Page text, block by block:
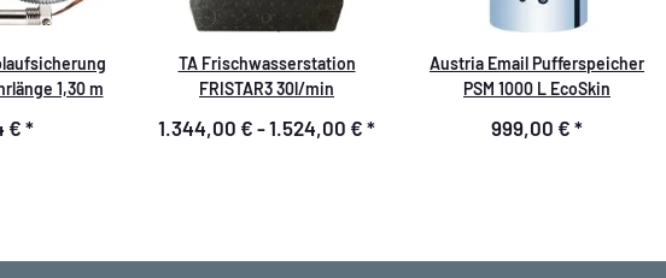
1,30 m
€ *
TA Frischwasserstation
FRISTAR3 30l/min
1.344,00 € -1.524,00 € *
Austria Email Pufferspeicher
PSM 1000 L EcoSkin
999,00 € *